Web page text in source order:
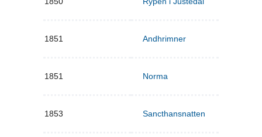
1851 Andhrimner
1851 Norma
1853 Sancthansnatten